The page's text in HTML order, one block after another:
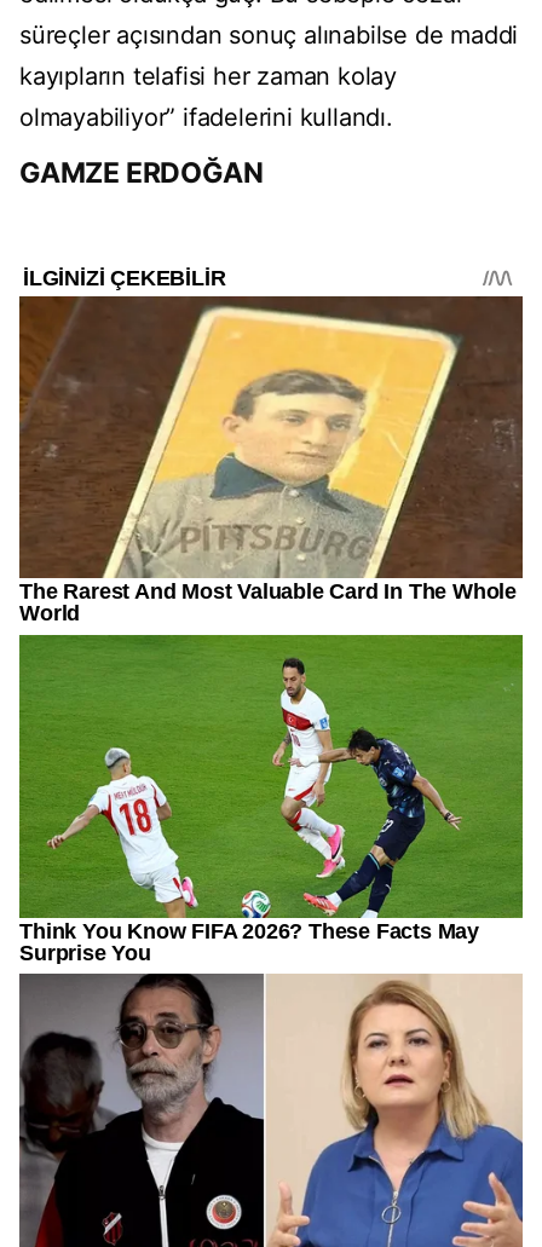
süreçler açısından sonuç alınabilse de maddi
kayıpların telafisi her zaman kolay
olmayabiliyor” ifadelerini kullandı.
GAMZE ERDOĞAN